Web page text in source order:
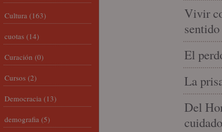
Vivir
El
La
Del
cuidado
Cultura (163)
cuotas (14)
Curación (0)
Cursos (2)
Democracia (13)
demografia (5)